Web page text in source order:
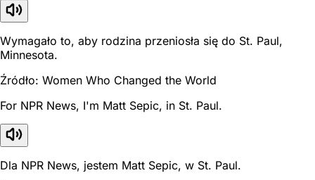
Wymagało to, aby rodzina przeniosła się do St. Paul,
Minnesota.
Źródło: Women Who Changed the World
For NPR News, I'm Matt Sepic, in St. Paul.
Dla NPR News, jestem Matt Sepic, w St. Paul.